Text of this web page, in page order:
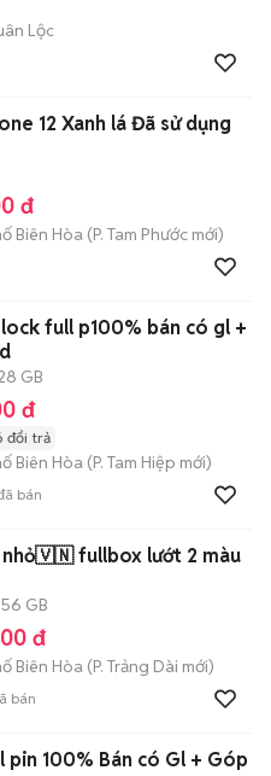
Lộc
12 Xanh lá Đã sử dụng
đ
Biên Hòa (P. Tam Phước mới)
lock full p100% bán có gl +
GB
đ
đổi trả
Biên Hòa (P. Tam Hiệp mới)
bán
nhỏ🇻🇳 fullbox lướt 2 màu
GB
đ
Biên Hòa (P. Trảng Dài mới)
bán
pin 100% Bán có Gl + Góp